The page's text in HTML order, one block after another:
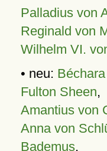
Palladius von
Reginald von
Wilhelm VI.
• neu:
Fulton Sheen,
Amantius von
Anna von
Bademus,